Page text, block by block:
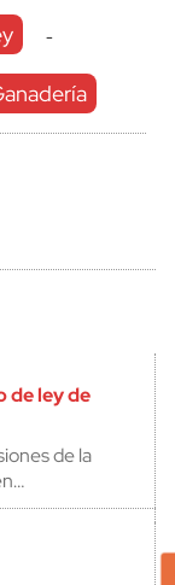
-
de ley de
de la